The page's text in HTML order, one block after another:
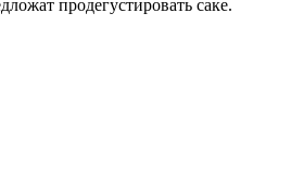
продегустировать саке.